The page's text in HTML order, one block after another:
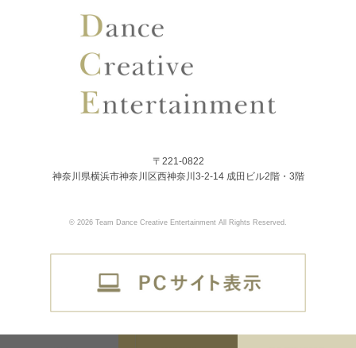
〒221-0822
神奈川県横浜市神奈川区西神奈川3-2-14 成田ビル2階・3階
© 2026 Team Dance Creative Entertainment All Rights Reserved.